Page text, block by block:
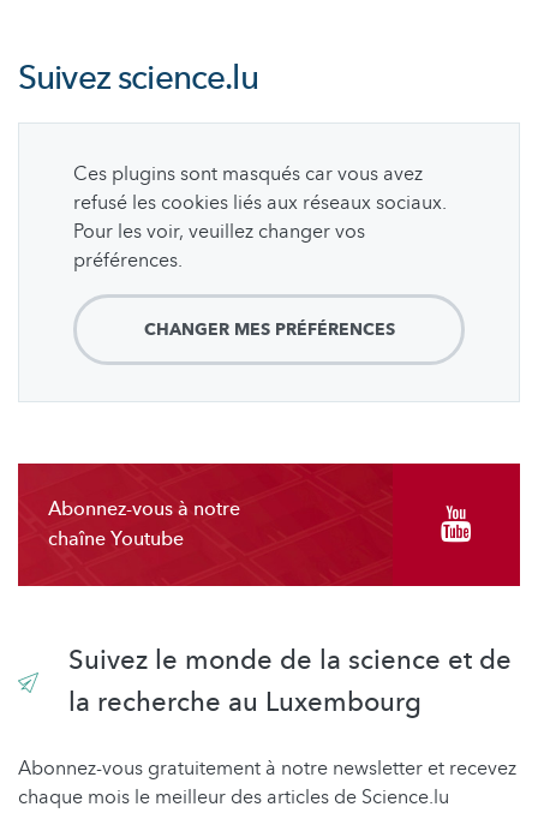
Suivezscience.lu
Ces plugins sont masqués car vous avez
refusé les cookies liés aux réseaux sociaux.
Pour les voir, veuillez changer vos
préférences.
CHANGER MES PRÉFÉRENCES
Abonnez-vous à notre
chaîne Youtube
Suivez le monde de la science et de
la recherche au Luxembourg
Abonnez-vous gratuitement à notre newsletter et recevez
chaque mois le meilleur des articles de Science.lu